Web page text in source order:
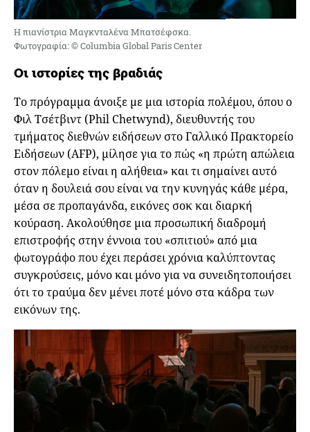
Η πιανίστρια Μαγκνταλένα Μπατσέφσκα.
Φωτογραφία: © Columbia Global Paris Center
Οι ιστορίες της βραδιάς
Το πρόγραμμα άνοιξε με μια ιστορία πολέμου, όπου o
Φιλ Τσέτβιντ (Phil Chetwynd), διευθυντής του
τμήματος διεθνών ειδήσεων στο Γαλλικό Πρακτορείο
Ειδήσεων (AFP), μίλησε για το πώς «η πρώτη απώλεια
στον πόλεμο είναι η αλήθεια» και τι σημαίνει αυτό
όταν η δουλειά σου είναι να την κυνηγάς κάθε μέρα,
μέσα σε προπαγάνδα, εικόνες σοκ και διαρκή
κούραση. Ακολούθησε μια προσωπική διαδρομή
επιστροφής στην έννοια του «σπιτιού» από μια
φωτογράφο που έχει περάσει χρόνια καλύπτοντας
συγκρούσεις, μόνο και μόνο για να συνειδητοποιήσει
ότι το τραύμα δεν μένει ποτέ μόνο στα κάδρα των
εικόνων της.